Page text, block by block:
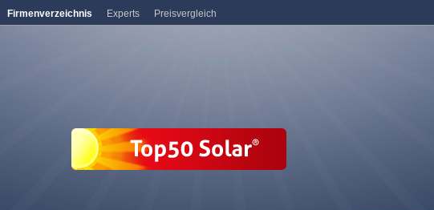
Firmenverzeichnis Experts Preisvergleich